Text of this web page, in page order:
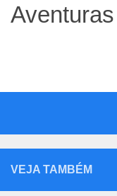
VEJA TAMBÉM